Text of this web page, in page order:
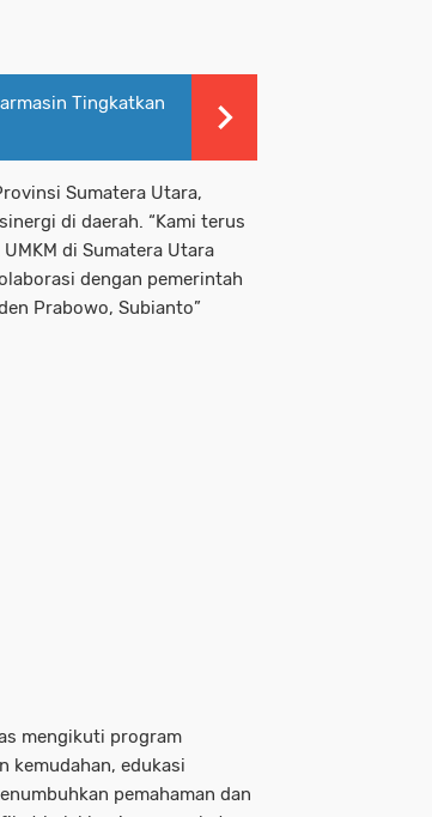
Tingkatkan
Sumatera Utara,
di daerah. “Kami terus
di Sumatera Utara
dengan pemerintah
Prabowo, Subianto”
mengikuti program
kemudahan, edukasi
pemahaman dan